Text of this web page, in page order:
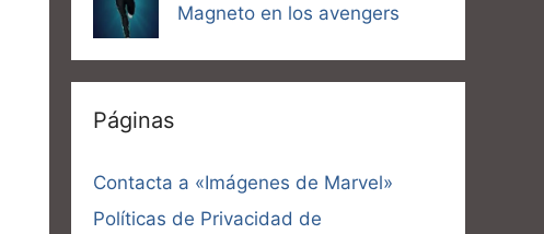
Magneto en los avengers
Páginas
Contacta a «Imágenes de Marvel»
Políticas de Privacidad de